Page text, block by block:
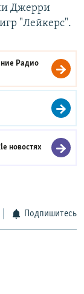
Джерри
"Лейкерс".
Радио
новостях
Подпишитесь